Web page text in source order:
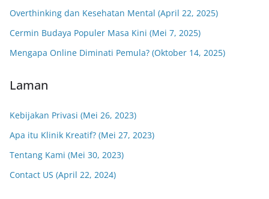
Overthinking dan Kesehatan Mental (April 22, 2025)
Cermin Budaya Populer Masa Kini (Mei 7, 2025)
Mengapa Online Diminati Pemula? (Oktober 14, 2025)
Laman
Kebijakan Privasi (Mei 26, 2023)
Apa itu Klinik Kreatif? (Mei 27, 2023)
Tentang Kami (Mei 30, 2023)
Contact US (April 22, 2024)